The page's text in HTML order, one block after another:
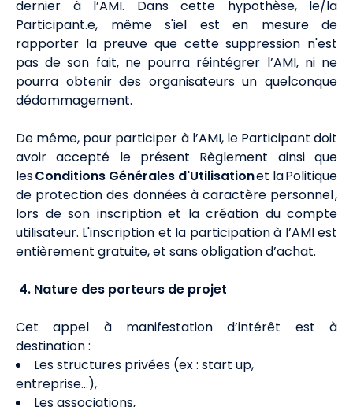
dernier à l’AMI. Dans cette hypothèse, le/la
Participant.e, même s'iel est en mesure de
rapporter la preuve que cette suppression n'est
pas de son fait, ne pourra réintégrer l’AMI, ni ne
pourra obtenir des organisateurs un quelconque
dédommagement.
De même, pour participer à l’AMI, le Participant doit
avoir accepté le présent Règlement ainsi que
lesConditions Générales d'Utilisationet laPolitique
de protection des données à caractère personnel,
lors de son inscription et la création du compte
utilisateur. L'inscription et la participation à l’AMI est
entièrement gratuite, et sans obligation d’achat.
4. Nature des porteurs de projet
Cet appel à manifestation d’intérêt est à
destination :
Les structures privées (ex : start up,
entreprise...),
Les associations,